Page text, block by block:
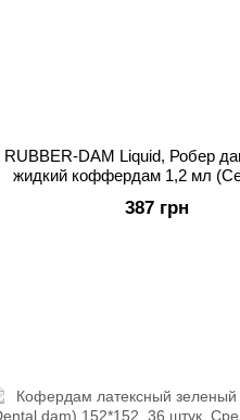
RUBBER-DAM Liquid, Робер
жидкий коффердам 1,2 мл
387 грн